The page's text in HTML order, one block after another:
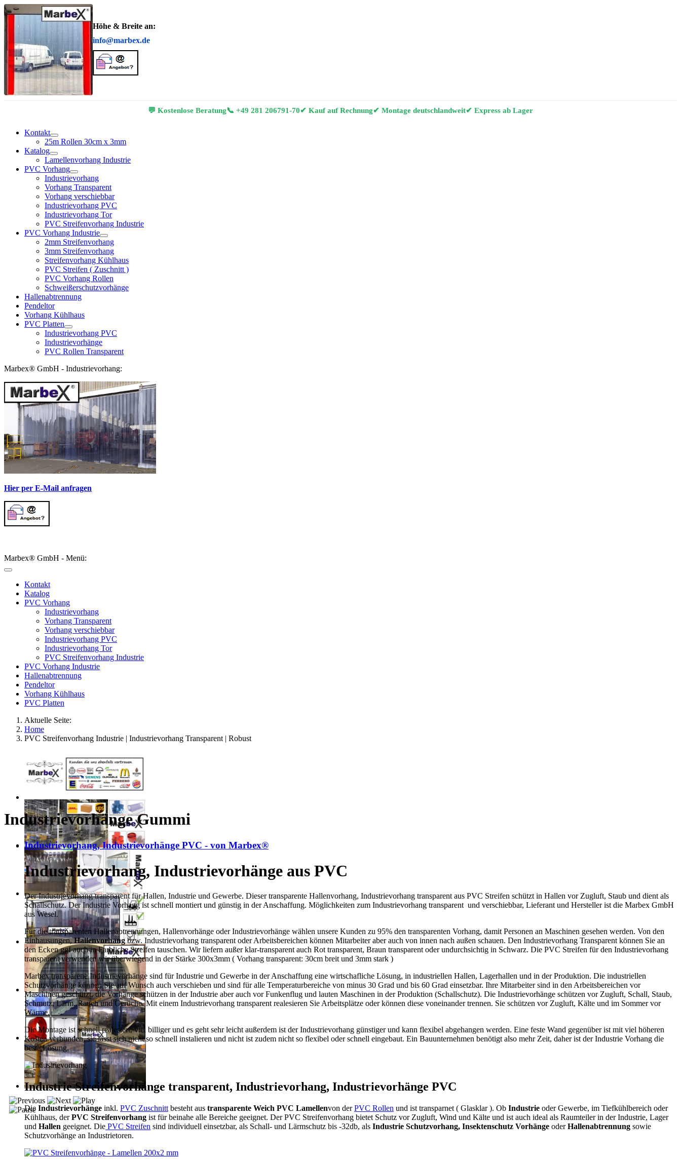
Höhe & Breite an:
info@marbex.de
💬 Kostenlose Beratung📞 +49 281 206791-70✔ Kauf auf Rechnung✔ Montage deutschlandweit✔ Express ab Lager
Kontakt
25m Rollen 30cm x 3mm
Katalog
Lamellenvorhang Industrie
PVC Vorhang
Industrievorhang
Vorhang Transparent
Vorhang verschiebbar
Industrievorhang PVC
Industrievorhang Tor
PVC Streifenvorhang Industrie
PVC Vorhang Industrie
2mm Streifenvorhang
3mm Streifenvorhang
Streifenvorhang Kühlhaus
PVC Streifen ( Zuschnitt )
PVC Vorhang Rollen
Schweißerschutzvorhänge
Hallenabtrennung
Pendeltor
Vorhang Kühlhaus
PVC Platten
Industrievorhang PVC
Industrievorhänge
PVC Rollen Transparent
Marbex® GmbH - Industrievorhang:
Hier per E-Mail anfragen
Marbex® GmbH - Menü:
Kontakt
Katalog
PVC Vorhang
Industrievorhang
Vorhang Transparent
Vorhang verschiebbar
Industrievorhang PVC
Industrievorhang Tor
PVC Streifenvorhang Industrie
PVC Vorhang Industrie
Hallenabtrennung
Pendeltor
Vorhang Kühlhaus
PVC Platten
Aktuelle Seite:
Home
PVC Streifenvorhang Industrie | Industrievorhang Transparent | Robust
Industrievorhänge Gummi
Industrievorhang, Industrievorhänge PVC - von Marbex®
Industrievorhang, Industrievorhänge aus PVC
Der Industrievorhang transparent für Hallen, Industrie und Gewerbe. Dieser transparente Hallenvorhang, Industrievorhang transparent aus PVC Streifen schützt in Hallen vor Zugluft, Staub und dient als
Schallschutz. Der Industrie Vorhang ist schnell montiert und günstig in der Anschaffung. Möglichkeiten zum Industrievorhang transparent und verschiebbar, Lieferant und Hersteller ist die Marbex GmbH
aus Wesel.
Für die transparenten Hallenabtrennungen, Hallenvorhänge oder Industrievorhänge wählen unsere Kunden zu 95% den transparenten Vorhang, damit Personen an Maschinen gesehen werden. Von den
Einhausungen,Hallenvorhang bzw. Industrievorhang transparent oder Arbeitsbereichen können Mitarbeiter aber auch von innen nach außen schauen. Den Industrievorhang Transparent können Sie an
den Ecken ggf auch in Farbliche Streifen tauschen. Wir liefern außer klar-transparent auch Rot transparent, Braun transparent oder undurchsichtig in Schwarz. Die PVC Streifen für den Industrievorhang
transparent verwenden wir überwiegend in der Stärke 300x3mm ( Vorhang transparent: 30cm breit und 3mm stark )
Marbex transparene Industrievorhänge sind für Industrie und Gewerbe in der Anschaffung eine wirtschafliche Lösung, in industriellen Hallen, Lagerhallen und in der Produktion. Die industriellen
Schutzvorhänge können Sie auf Wunsch auch verschieben und sind für alle Temperaturbereiche von minus 30 Grad und bis 60 Grad einsetzbar. Ihre Mitarbeiter sind in den Arbeitsbereichen vor
Maschinen geschützt, die Vorhänge schützen in der Industrie aber auch vor Funkenflug und lauten Maschinen in der Produktion (Schallschutz). Die Industrievorhänge schützen vor Zugluft, Schall, Staub,
Schmutz, Lärm, Rauch und Gerüche. Mit einem Industrievorhang transparent realesieren Sie Arbeitsplätze oder können diese voneinander trennen. Sie schützen vor Zugluft, Kälte und im Sommer vor
Wärme.
Die Montage ist schnell realesiert, viel billiger und es geht sehr leicht außerdem ist der Industrievorhang günstiger und kann flexibel abgehangen werden. Eine feste Wand gegenüber ist mit viel höheren
Kosten verbunden, sie lässt sich nicht so schnell instalieren und nicht ist zudem nicht so flexibel oder schnell eingebaut. Ein Bauunternehmen benötigt also mehr Zeit, daher ist der Industrie Vorhang die
beste Lösung.
Industrie Streifenvorhänge transparent, Industrievorhang, Industrievorhänge PVC
Die Industrievorhänge inkl. PVC Zuschnitt besteht aus transparente Weich PVC Lamellenvon derPVC Rollen und ist transparnet ( Glasklar ). Ob Industrie oder Gewerbe, im Tiefkühlbereich oder
Kühlhaus, derPVC Streifenvorhang ist für beinahe alle Bereiche geeignet. Der PVC Streifenvorhang bietet Schutz vor Zugluft, Wind und Kälte und ist auch ideal als Raumteiler in der Industrie, Lager
und Hallen geeignet. Die PVC Streifen sind individuell einsetzbar, als Schall- und Lärmschutz bis -32db, als Industrie Schutzvorhang, Insektenschutz Vorhänge oderHallenabtrennung sowie
Schutzvorhänge an Industrietoren.